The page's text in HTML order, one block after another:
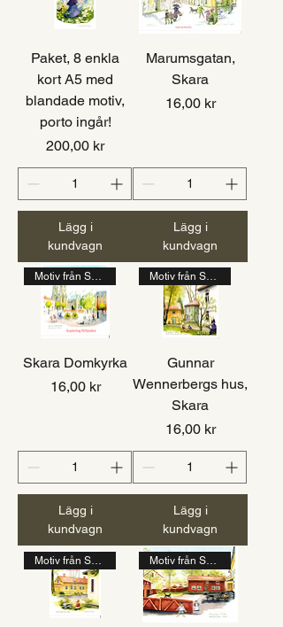
Paket, 8 enkla
kort A5 med
blandade motiv,
porto ingår!
Pris
200,00 kr
Lägg i
kundvagn
Marumsgatan,
Skara
Pris
16,00 kr
Lägg i
kundvagn
Motiv från Skara
Skara Domkyrka
Pris
16,00 kr
Lägg i
kundvagn
Motiv från Skara
Gunnar
Wennerbergs hus,
Skara
Pris
16,00 kr
Lägg i
kundvagn
Motiv från Skara Motiv från Skara